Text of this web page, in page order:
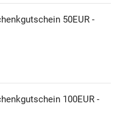
50EUR -
100EUR -